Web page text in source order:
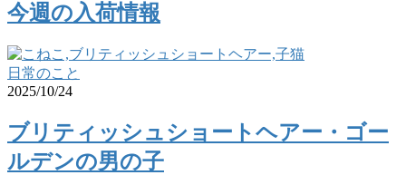
今週の入荷情報
日常のこと
2025/10/24
ブリティッシュショートヘアー・ゴー
ルデンの男の子